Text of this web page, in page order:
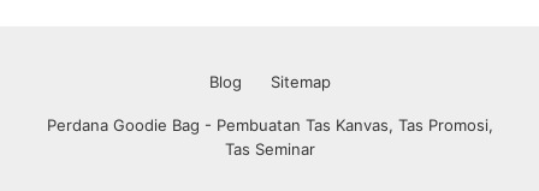
Blog Sitemap
Perdana Goodie Bag - Pembuatan Tas Kanvas, Tas Promosi,
Tas Seminar